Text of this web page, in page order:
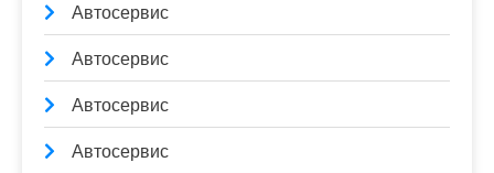
Автосервис
Автосервис
Автосервис
Автосервис